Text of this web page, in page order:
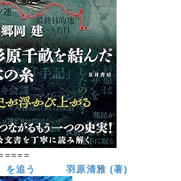
」を追う 羽原清雅 (著)